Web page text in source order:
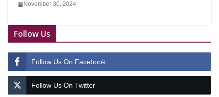
November 30, 2024
Follow Us
Follow Us On Facebook
Follow Us On Twitter